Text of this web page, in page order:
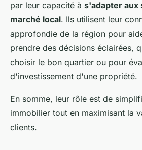
par leur capacité à s'adapter aux
marché local. Ils utilisent leur
approfondie de la région pour
prendre des décisions éclairées,
choisir le bon quartier ou pour
d'investissement d'une propriété.
En somme, leur rôle est de
immobilier tout en maximisant la
clients.